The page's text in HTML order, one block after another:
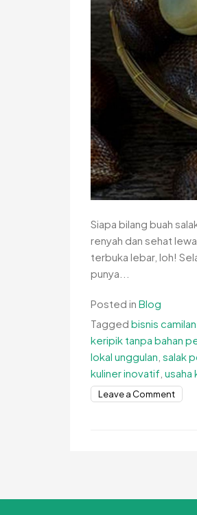
Siapa bilang buah
renyah dan sehat
terbuka lebar, loh!
punya...
Posted in Blog
Tagged bisnis
keripik tanpa bahan
lokal unggulan salak
kuliner inovatif usaha
Leave a Commenton